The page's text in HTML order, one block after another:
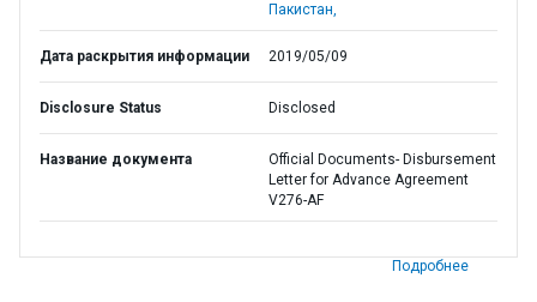
Пакистан,
Дата раскрытия информации 2019/05/09
Disclosure Status Disclosed
Название документа
Official Documents- Disbursement
Letter for Advance Agreement
V276-AF
Подробнее